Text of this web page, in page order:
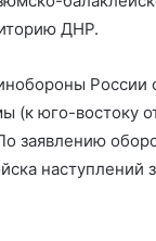
ДНР.
России
(к юго-востоку
заявлению
наступлений